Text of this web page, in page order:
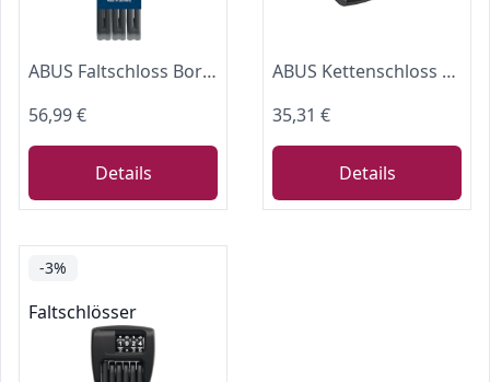
ABUS Faltschloss Bordo Lite 6055C SH - mit Halterung und Zahlencode - Extra-leichtes Zahlenschloss aus Spezialstahl - ABUS-Sicherheitslevel 7 - 85 cm - Schwarz
56,99 €
Details
ABUS Kettenschloss Tresor 1385/75 – Zahlenschloss aus gehärtetem Stahl – 6 mm starke Vierkantkette – ABUS-Sicherheitslevel 6 – 75 cm – Schwarz
35,31 €
Details
-3%
Faltschlösser